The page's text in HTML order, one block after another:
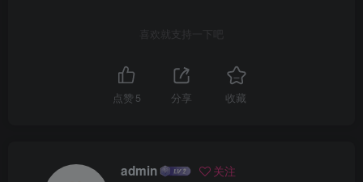
喜欢就支持一下吧
点赞 5 分享 收藏
admin 关注